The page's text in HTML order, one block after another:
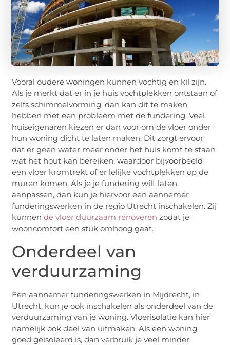
Vooral oudere woningen kunnen vochtig en kil zijn.
Als je merkt dat er in je huis vochtplekken ontstaan of
zelfs schimmelvorming, dan kan dit te maken
hebben met een probleem met de fundering. Veel
huiseigenaren kiezen er dan voor om de vloer onder
hun woning dicht te laten maken. Dit zorgt ervoor
dat er geen water meer onder het huis komt te staan
wat het hout kan bereiken, waardoor bijvoorbeeld
een vloer kromtrekt of er lelijke vochtplekken op de
muren komen. Als je je fundering wilt laten
aanpassen, dan kun je hiervoor een aannemer
funderingswerken in de regio Utrecht inschakelen. Zij
kunnende vloer duurzaam renoveren zodat je
wooncomfort een stuk omhoog gaat.
Onderdeel van
verduurzaming
Een aannemer funderingswerken in Mijdrecht, in
Utrecht, kun je ook inschakelen als onderdeel van de
verduurzaming van je woning. Vloerisolatie kan hier
namelijk ook deel van uitmaken. Als een woning
goed geïsoleerd is, dan verbruik je veel minder